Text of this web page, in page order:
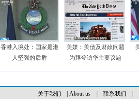
香港入境处：国家是港
人坚强的后盾
美媒：美债及财政问题
为拜登访华主要议题
关于我们 About us| 联系我们